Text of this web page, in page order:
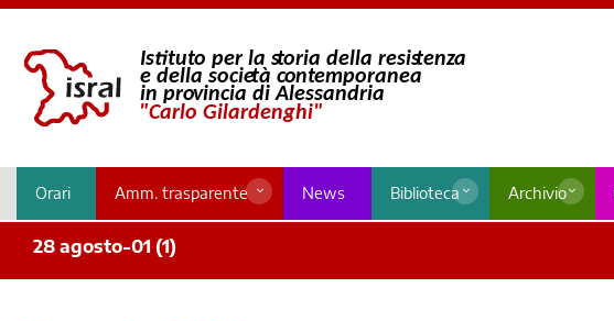
Orari Amm. trasparente News Biblioteca Archivio
28 agosto-01 (1)